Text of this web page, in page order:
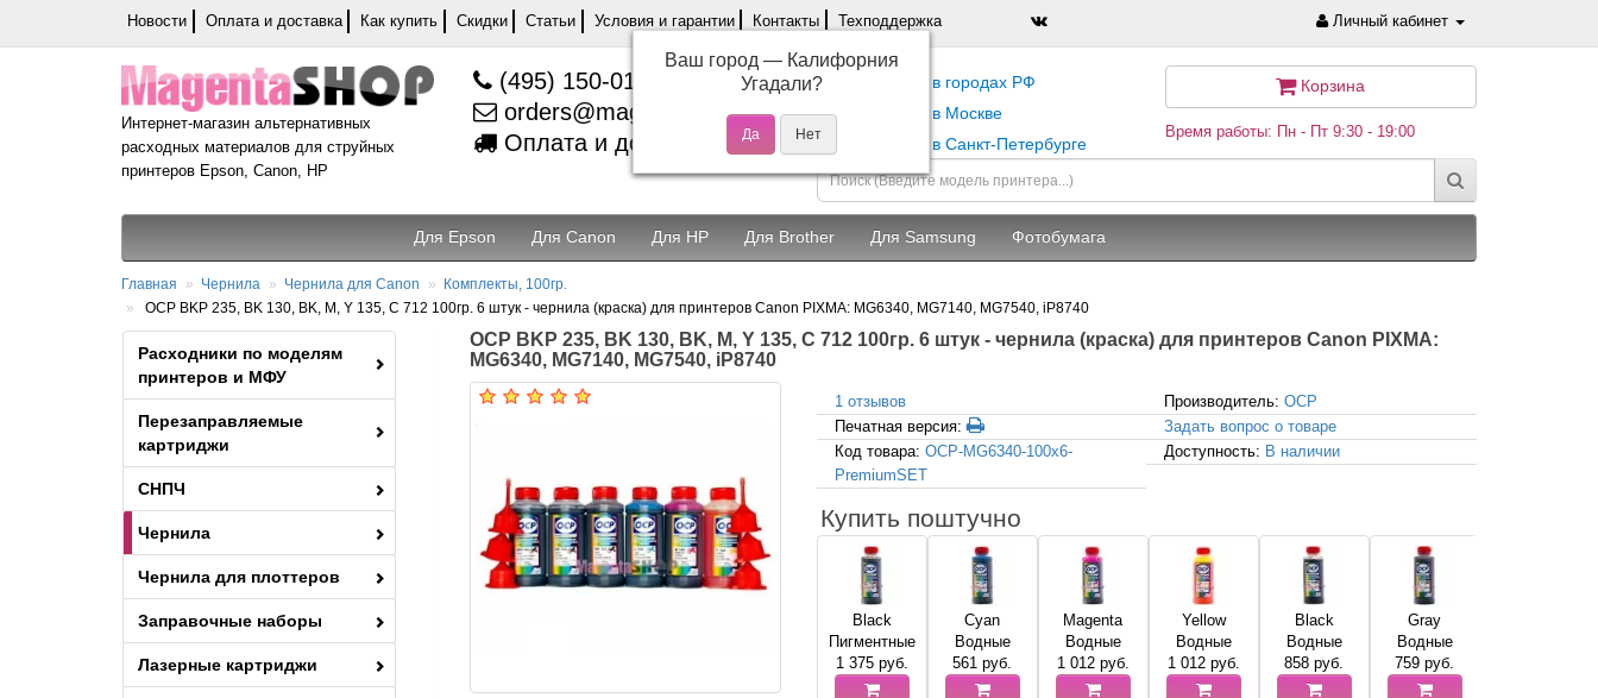
Новости Оплата и доставка Как купить Скидки Статьи Условия и гарантии Контакты Техподдержка Личный кабинет
Интернет-магазин альтернативных
расходных материалов для струйных
принтеров Epson, Canon, HP
(495) 150-01-37
orders@magentashop.ru
Оплата и доставка
Самовывоз в городах РФ
Самовывоз в Москве
Самовывоз в Санкт-Петербурге
Корзина
Время работы: Пн - Пт 9:30 - 19:00
Для Epson Для Canon Для HP Для Brother Для Samsung Фотобумага
Главная Чернила Чернила для Canon
Комплекты, 100гр.
OCP BKP 235, BK 130, BK, M, Y 135, C 712 100гр. 6 штук - чернила (краска) для принтеров Canon PIXMA: MG6340, MG7140, MG7540, iP8740
Расходники по моделям
принтеров и МФУ
Перезаправляемые
картриджи
СНПЧ
Чернила
Чернила для плоттеров
Заправочные наборы
Лазерные картриджи
OCP BKP 235, BK 130, BK, M, Y 135, C 712 100гр. 6 штук - чернила (краска) для принтеров Canon PIXMA:
MG6340, MG7140, MG7540, iP8740
1 отзывов Производитель:OCP
Печатная версия:
Задать вопрос о товаре
Код товара: OCP-MG6340-100x6-
PremiumSET
Доступность: В наличии
Купить поштучно
Black
Пигментные
1 375руб.
Cyan
Водные
561 руб.
Magenta
Водные
1 012руб.
Yellow
Водные
1 012руб.
Black
Водные
858 руб.
Gray
Водные
759 руб.
Ваш город — Калифорния
Угадали?